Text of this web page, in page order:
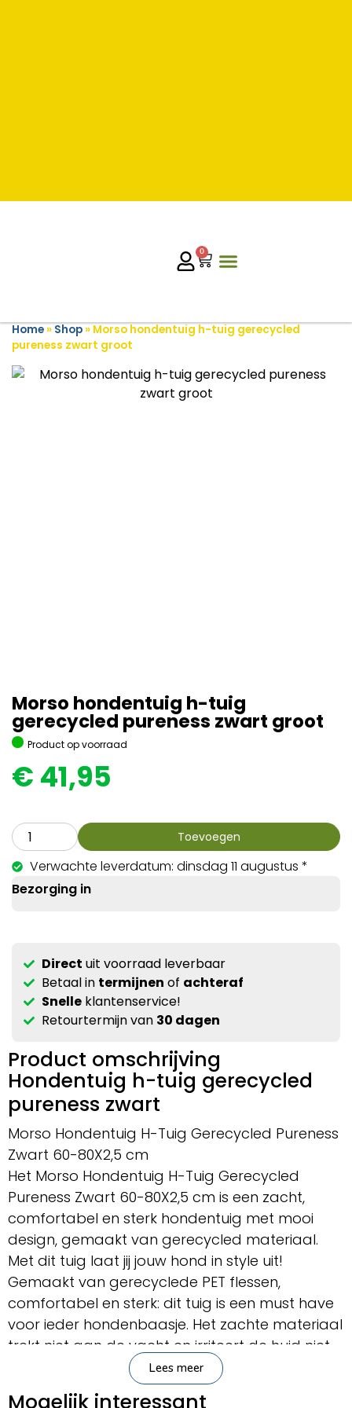
0
Home» Shop» Morso hondentuig h-tuig gerecycled
pureness zwart groot
Morso hondentuig h-tuig
gerecycled pureness zwart groot
Product op voorraad
€ 41,95
Toevoegen
Verwachte leverdatum: dinsdag 11 augustus *
Bezorging in
Direct uit voorraad leverbaar
Betaal in termijnen of achteraf
Snelleklantenservice!
Retourtermijn van 30 dagen
Product omschrijving
Hondentuig h-tuig gerecycled
pureness zwart
Morso Hondentuig H-Tuig Gerecycled Pureness
Zwart 60-80X2,5 cm
Het Morso Hondentuig H-Tuig Gerecycled
Pureness Zwart 60-80X2,5 cm is een zacht,
comfortabel en sterk hondentuig met mooi
design, gemaakt van gerecycled materiaal.
Met dit tuig laat jij jouw hond in style uit!
Gemaakt van gerecyclede PET flessen,
comfortabel en sterk: dit tuig is een must have
voor ieder hondenbaasje. Het zachte materiaal
trekt niet aan de vacht en irriteert de huid niet.
Het tuig is op vijf plekken te verstellen,
waardoor het helemaal passend te maken is
Lees meer
Mogelijk interessant